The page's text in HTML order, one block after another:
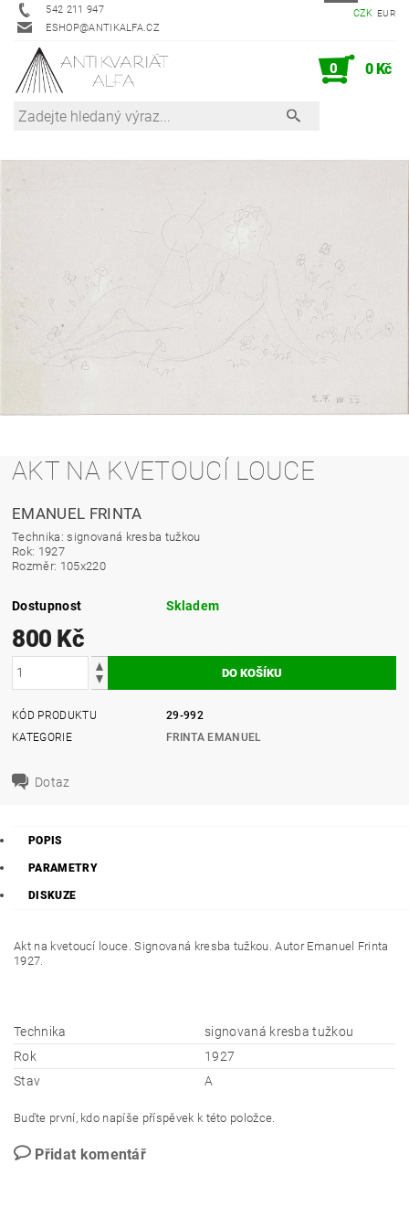
542 211 947
ESHOP@ANTIKALFA.CZ
CZK EUR
0 0 Kč
AKT NA KVETOUCÍ LOUCE
EMANUEL FRINTA
Technika: signovaná kresba tužkou
Rok: 1927
Rozměr: 105x220
Dostupnost Skladem
800 Kč
KÓD PRODUKTU
29-992
KATEGORIE
FRINTA EMANUEL
Dotaz
POPIS
PARAMETRY
DISKUZE
Akt na kvetoucí louce. Signovaná kresba tužkou. Autor Emanuel Frinta
1927.
Technika
signovaná kresba tužkou
Rok
1927
Stav
A
Buďte první, kdo napíše příspěvek k této položce.
Přidat komentář